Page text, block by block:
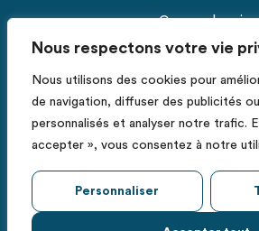
Nous respectons votre vie
Nous utilisons des cookies pour
de navigation, diffuser des publicités
personnalisés et analyser notre trafic.
accepter », vous consentez à notre
Personnaliser
Cancer du sein
Cancer du col de
Cancer de la
Déclarer un cas de